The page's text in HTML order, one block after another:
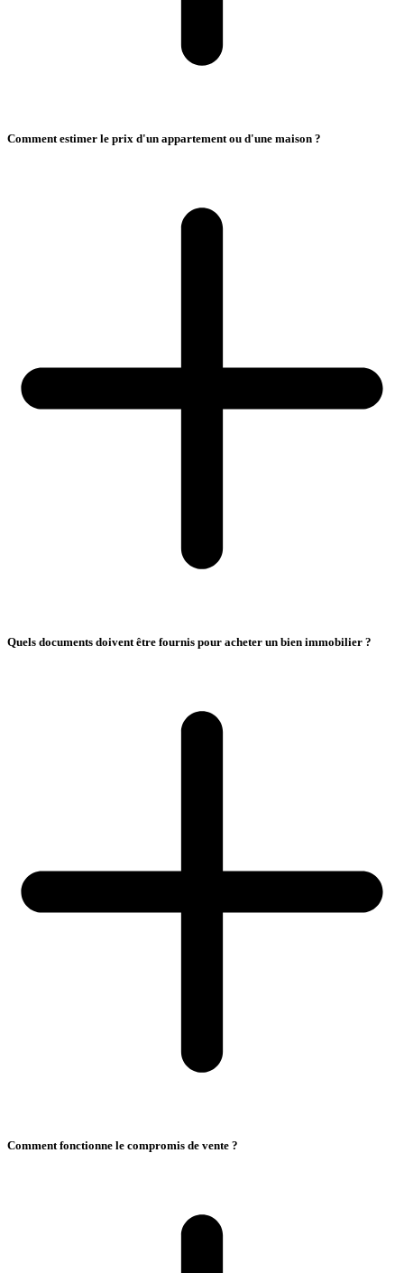
Comment estimer le prix d'un appartement ou d'une maison ?
Quels documents doivent être fournis pour acheter un bien immobilier ?
Comment fonctionne le compromis de vente ?